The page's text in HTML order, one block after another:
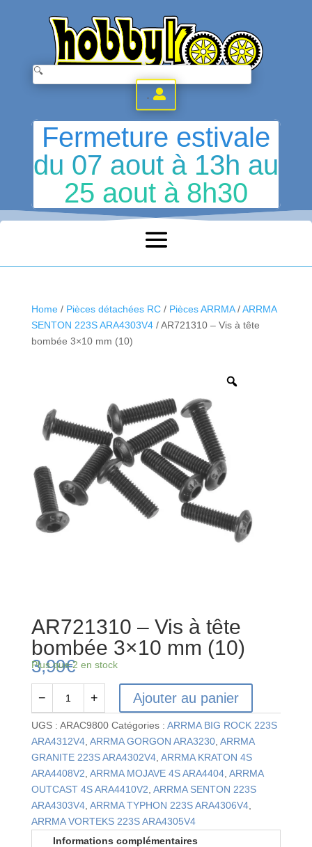
.
Fermeture estivale
du 07 aout à 13h au
25 aout à 8h30
Home/ Pièces détachées RC/ Pièces ARRMA/ARRMA
SENTON 223S ARA4303V4/ AR721310 – Vis à tête
bombée 3×10 mm (10)
AR721310 – Vis à tête
bombée 3×10 mm (10)
3,99€
Plus que 2 en stock
quantité
de
AR721310
-
Vis
à
tête
bombée
3x10
− + Ajouter au panier
UGS : ARAC9800 Catégories : ARRMA BIG ROCK 223S
ARA4312V4, ARRMA GORGON ARA3230, ARRMA
GRANITE 223S ARA4302V4, ARRMA KRATON 4S
ARA4408V2 ARRMA MOJAVE 4S ARA4404, ARRMA
OUTCAST 4S ARA4410V2 ARRMA SENTON 223S
ARA4303V4, ARRMA TYPHON 223S ARA4306V4,
ARRMA VORTEKS 223S ARA4305V4
Informations complémentaires